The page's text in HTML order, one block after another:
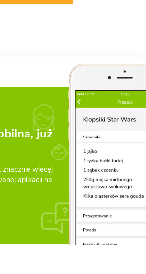
już
znacznie wiecęj
aplikacji na